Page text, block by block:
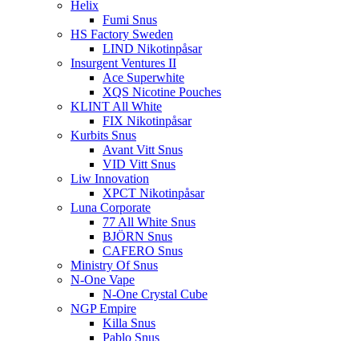
Helix
Fumi Snus
HS Factory Sweden
LIND Nikotinpåsar
Insurgent Ventures II
Ace Superwhite
XQS Nicotine Pouches
KLINT All White
FIX Nikotinpåsar
Kurbits Snus
Avant Vitt Snus
VID Vitt Snus
Liw Innovation
XPCT Nikotinpåsar
Luna Corporate
77 All White Snus
BJÖRN Snus
CAFERO Snus
Ministry Of Snus
N-One Vape
N-One Crystal Cube
NGP Empire
Killa Snus
Pablo Snus